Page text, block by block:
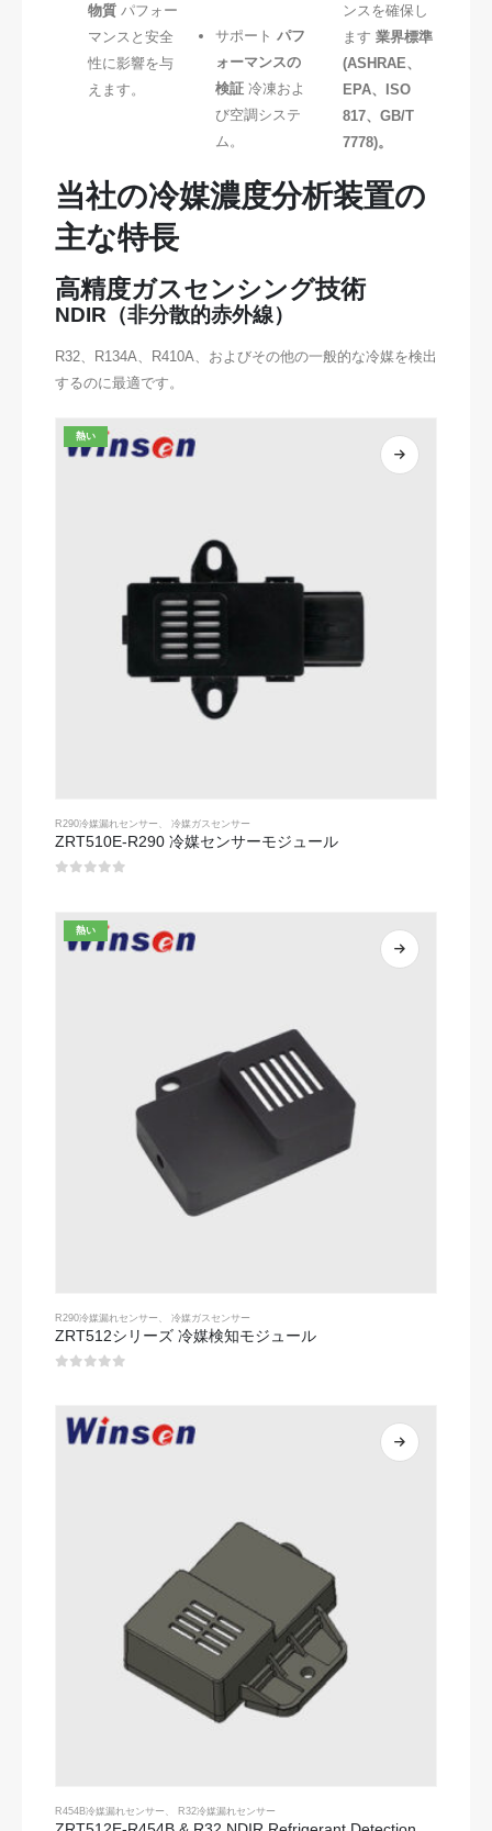
物質パフォー
マンスと安全
性に影響を与
えます。
サポート パフ
ォーマンスの
検証冷凍およ
び空調システ
ム。
ンスを確保し
ます 業界標準
(ASHRAE、
EPA、ISO
817、GB/T
7778)。
当社の冷媒濃度分析装置の
主な特長
高精度ガスセンシング技術
NDIR（非分散的赤外線）
R32、R134A、R410A、およびその他の一般的な冷媒を検出
するのに最適です。
熱い
R290冷媒漏れセンサー 冷媒ガスセンサー
ZRT510E-R290 冷媒センサーモジュール
熱い
R290冷媒漏れセンサー 冷媒ガスセンサー
ZRT512シリーズ 冷媒検知モジュール
R454B冷媒漏れセンサー 、 R32冷媒漏れセンサー